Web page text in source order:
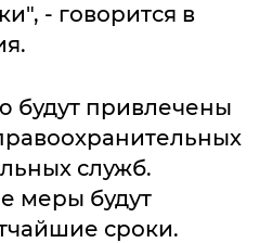
- говорится в
будут привлечены
служб.
меры будут
сроки.